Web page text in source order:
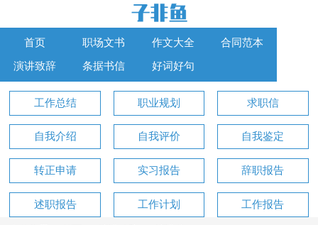
首页 职场文书 作文大全 合同范本
演讲致辞 条据书信 好词好句
工作总结 职业规划 求职信
自我介绍 自我评价 自我鉴定
转正申请 实习报告 辞职报告
述职报告 工作计划 工作报告